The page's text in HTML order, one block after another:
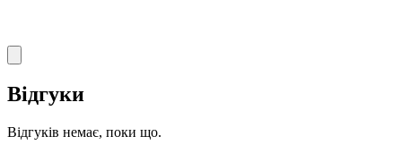
Відгуки
Відгуків немає, поки що.